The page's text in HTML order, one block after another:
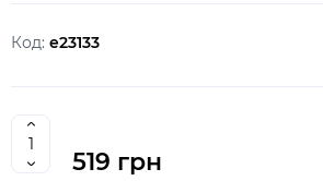
Код: e23133
519 грн